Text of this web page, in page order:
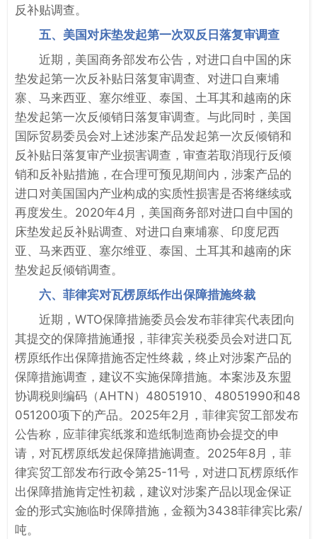
反补贴调查。
五、美国对床垫发起第一次双反日落复审调查
近期，美国商务部发布公告，对进口自中国的床
垫发起第一次反补贴日落复审调查、对进口自柬埔
寨、马来西亚、塞尔维亚、泰国、土耳其和越南的床
垫发起第一次反倾销日落复审调查。与此同时，美国
国际贸易委员会对上述涉案产品发起第一次反倾销和
反补贴日落复审产业损害调查，审查若取消现行反倾
销和反补贴措施，在合理可预见期间内，涉案产品的
进口对美国国内产业构成的实质性损害是否将继续或
再度发生。2020年4月，美国商务部对进口自中国的
床垫发起反补贴调查、对进口自柬埔寨、印度尼西
亚、马来西亚、塞尔维亚、泰国、土耳其和越南的床
垫发起反倾销调查。
六、菲律宾对瓦楞原纸作出保障措施终裁
近期，WTO保障措施委员会发布菲律宾代表团向
其提交的保障措施通报，菲律宾关税委员会对进口瓦
楞原纸作出保障措施否定性终裁，终止对涉案产品的
保障措施调查，建议不实施保障措施。本案涉及东盟
协调税则编码（AHTN）48051910、48051990和48
051200项下的产品。2025年2月，菲律宾贸工部发布
公告称，应菲律宾纸浆和造纸制造商协会提交的申
请，对瓦楞原纸发起保障措施调查。2025年8月，菲
律宾贸工部发布行政令第25-11号，对进口瓦楞原纸作
出保障措施肯定性初裁，建议对涉案产品以现金保证
金的形式实施临时保障措施，金额为3438菲律宾比索/
吨。